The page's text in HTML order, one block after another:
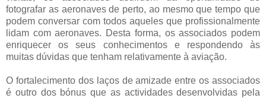
fotografar as aeronaves de perto, ao mesmo que tempo que
podem conversar com todos aqueles que profissionalmente
lidam com aeronaves. Desta forma, os associados podem
enriquecer os seus conhecimentos e respondendo às
muitas dúvidas que tenham relativamente à aviação.
O fortalecimento dos laços de amizade entre os associados
é outro dos bónus que as actividades desenvolvidas pela